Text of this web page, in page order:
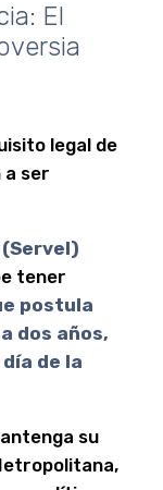
El
legal de
a ser
tener
postula
dos años,
de la
su